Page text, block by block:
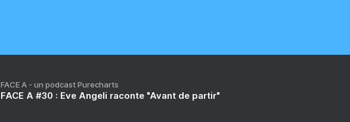
FACE A - un podcast Purecharts
FACE A #30 : Eve Angeli raconte "Avant de partir"